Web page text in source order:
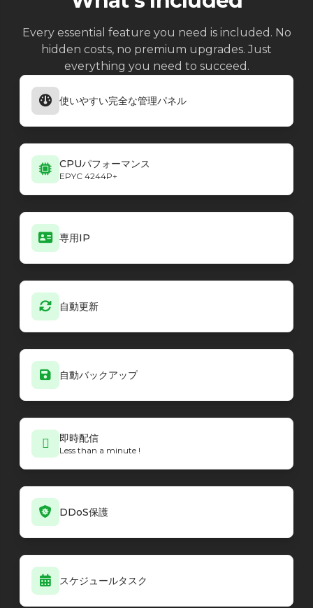
Every essential feature you need is included. No
hidden costs, no premium upgrades. Just
everything you need to succeed.
使いやすい完全な管理パネル
CPUパフォーマンス
EPYC 4244P+
専用IP
自動更新
自動バックアップ
即時配信
Less than a minute !
DDoS保護
スケジュールタスク